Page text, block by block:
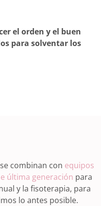
el orden y el buen
para solventar los
combinan con equipos
última generación para
y la fisoterapia, para
lo antes posible.